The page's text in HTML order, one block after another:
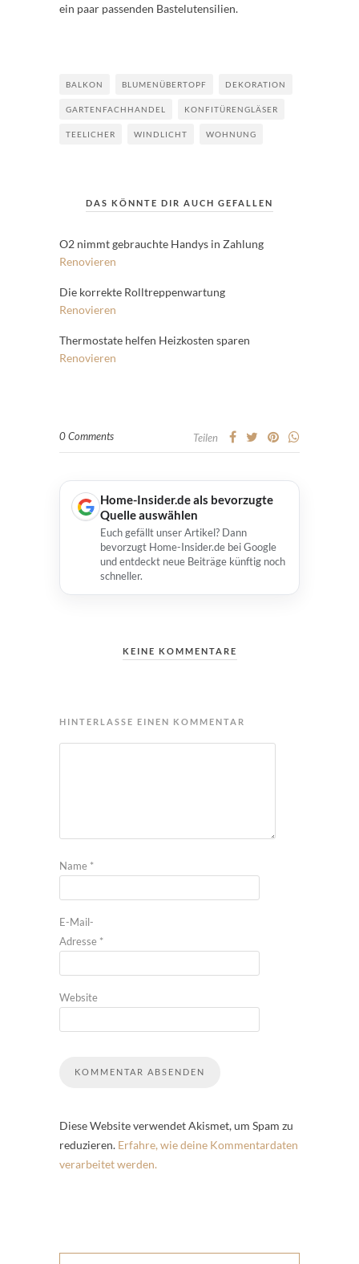
ein paar passenden Bastelutensilien.
BALKON BLUMENÜBERTOPF DEKORATION
GARTENFACHHANDEL KONFITÜRENGLÄSER
TEELICHER WINDLICHT WOHNUNG
DAS KÖNNTE DIR AUCH GEFALLEN
O2 nimmt gebrauchte Handys in Zahlung
Renovieren
Die korrekte Rolltreppenwartung
Renovieren
Thermostate helfen Heizkosten sparen
Renovieren
0 Comments Teilen
Home-Insider.de als bevorzugte
Quelle auswählen
Euch gefällt unser Artikel? Dann
bevorzugt Home-Insider.de bei Google
und entdeckt neue Beiträge künftig noch
schneller.
KEINE KOMMENTARE
HINTERLASSE EINEN KOMMENTAR
Name *
E-Mail-
Adresse *
Website
Diese Website verwendet Akismet, um Spam zu
reduzieren. Erfahre, wie deine Kommentardaten
verarbeitet werden.